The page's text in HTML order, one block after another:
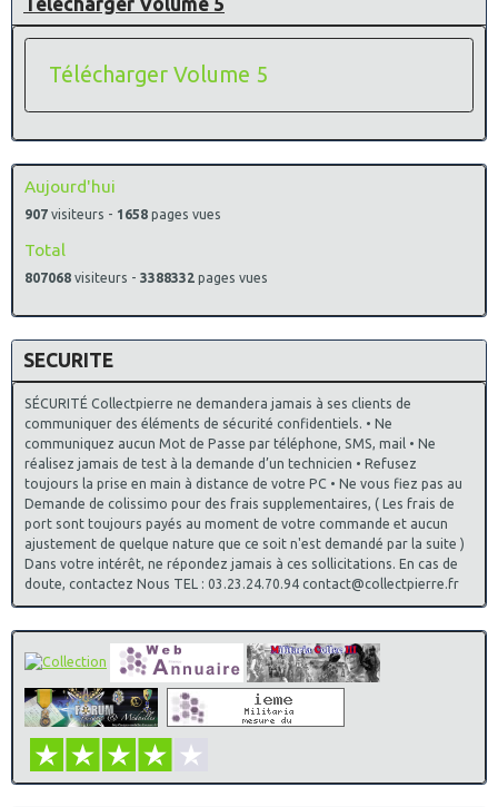
Télécharger Volume 5
Aujourd'hui
907 visiteurs - 1658 pages vues
Total
807068 visiteurs - 3388332 pages vues
SECURITE
SÉCURITÉ Collectpierre ne demandera jamais à ses clients de
communiquer des éléments de sécurité confidentiels. • Ne
communiquez aucun Mot de Passe par téléphone, SMS, mail • Ne
réalisez jamais de test à la demande d’un technicien • Refusez
toujours la prise en main à distance de votre PC • Ne vous fiez pas au
Demande de colissimo pour des frais supplementaires, ( Les frais de
port sont toujours payés au moment de votre commande et aucun
ajustement de quelque nature que ce soit n'est demandé par la suite )
Dans votre intérêt, ne répondez jamais à ces sollicitations. En cas de
doute, contactez Nous TEL : 03.23.24.70.94 contact@collectpierre.fr